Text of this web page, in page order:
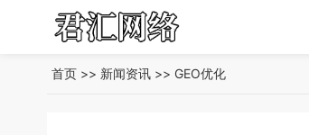
首页 >> 新闻资讯 >> GEO优化